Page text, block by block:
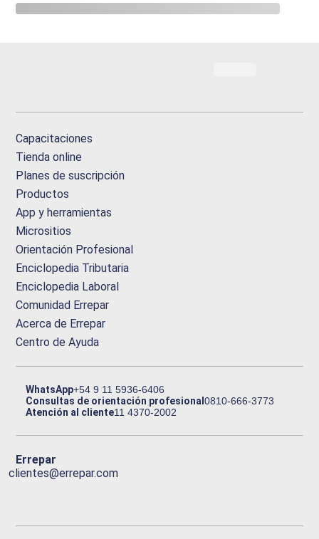
Capacitaciones
Tienda online
Planes de suscripción
Productos
App y herramientas
Micrositios
Orientación Profesional
Enciclopedia Tributaria
Enciclopedia Laboral
Comunidad Errepar
Acerca de Errepar
Centro de Ayuda
WhatsApp+54 9 11 5936-6406
Consultas de orientación profesional0810-666-3773
Atención al cliente11 4370-2002
Errepar
clientes@errepar.com